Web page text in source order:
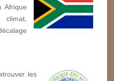
Afrique
les